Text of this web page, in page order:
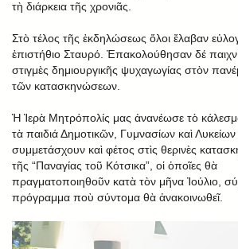
τὴ διάρκεια τῆς χρονιᾶς.
Στὸ τέλος τῆς ἐκδηλώσεως ὅλοι ἔλαβαν
ἐπιστήθιο Σταυρό. Ἐπακολούθησαν δέ
στιγμὲς δημιουργικῆς ψυχαγωγίας στὸν
τῶν κατασκηνώσεων.
Ἡ Ἱερὰ Μητρόπολίς μας ἀνανέωσε τὸ
τὰ παιδιά Δημοτικῶν, Γυμνασίων καὶ
συμμετάσχουν καὶ φέτος στὶς θερινὲς
τῆς “Παναγίας τοῦ Κότσικα”, οἱ ὁποῖες θὰ
πραγματοποιηθοῦν κατὰ τὸν μῆνα Ἰούλιο,
πρόγραμμα ποὺ σύντομα θὰ ἀνακοινωθεῖ.